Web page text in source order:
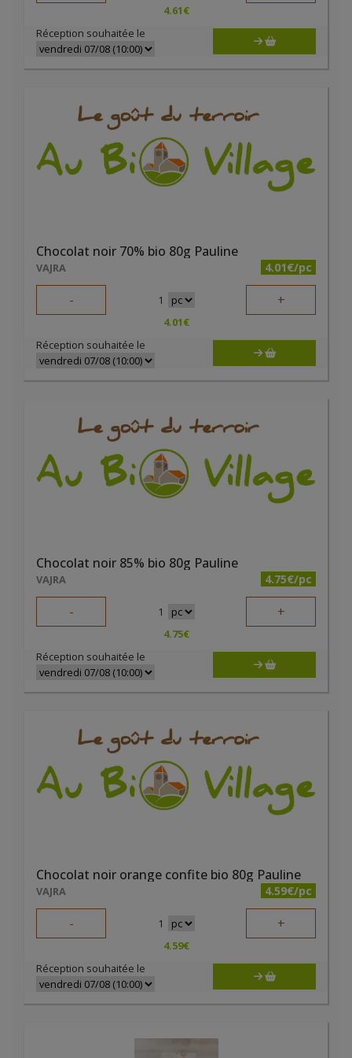
4.61€
Réception souhaitée le
Chocolat noir 70% bio 80g Pauline
VAJRA 4.01€/pc
- 1 +
4.01€
Réception souhaitée le
Chocolat noir 85% bio 80g Pauline
VAJRA 4.75€/pc
- 1 +
4.75€
Réception souhaitée le
Chocolat noir orange confite bio 80g Pauline
VAJRA 4.59€/pc
- 1 +
4.59€
Réception souhaitée le